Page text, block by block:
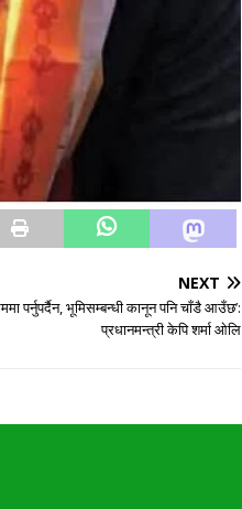
NEXT
पर्नुपर्दैन, भूमिसम्बन्धी कानून पनि चाँडै आउँछ’:
प्रधानमन्त्री केपि शर्मा ओलि